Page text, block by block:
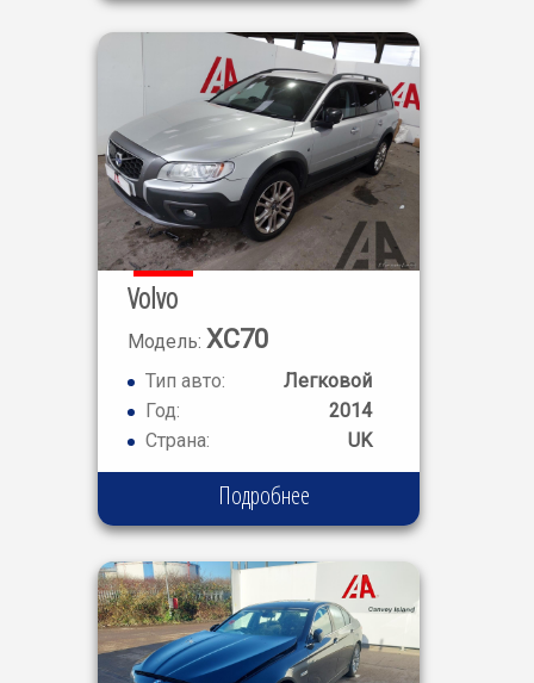
Volvo
Модель: XC70
Тип авто:
Легковой
Год:
2014
Страна:
UK
Подробнее